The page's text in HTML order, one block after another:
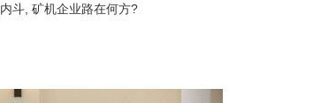
内斗, 矿机企业路在何方?